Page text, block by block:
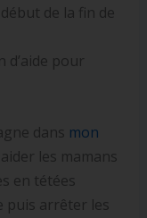
de la fin de
d’aide pour
dans mon
aider les mamans
en tétées
puis arrêter les